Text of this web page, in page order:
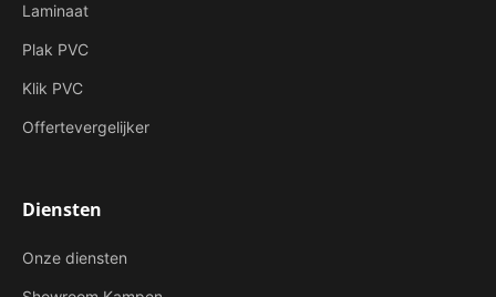
Laminaat
Plak PVC
Klik PVC
Offertevergelijker
Diensten
Onze diensten